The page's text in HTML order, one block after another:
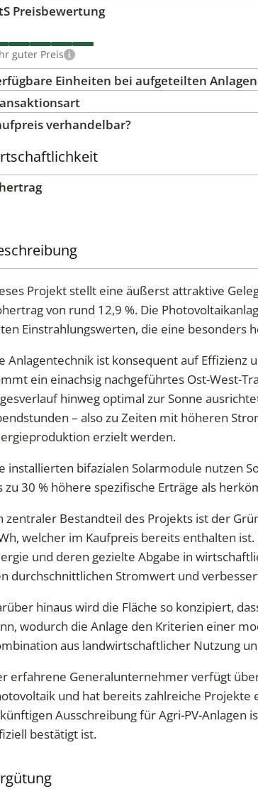
Preisbewertung
guter Preis
Einheiten bei aufgeteilten Anlagen
verhandelbar?
Projekt stellt eine äußerst attraktive
von rund 12,9 %. Die
Einstrahlungswerten, die eine besonders
Anlagentechnik ist konsequent auf Effizienz
ein einachsig nachgeführtes Ost-West-
hinweg optimal zur Sonne
– also zu Zeiten mit höheren
erzielt werden.
installierten bifazialen Solarmodule nutzen
zu 30 % höhere spezifische Erträge als
zentraler Bestandteil des Projekts ist der
welcher im Kaufpreis bereits enthalten
und deren gezielte Abgabe in
durchschnittlichen Stromwert und
hinaus wird die Fläche so konzipiert,
wodurch die Anlage den Kriterien einer
aus landwirtschaftlicher Nutzung
erfahrene Generalunternehmer verfügt
und hat bereits zahlreiche
Ausschreibung für Agri-PV-Anlagen
bestätigt ist.